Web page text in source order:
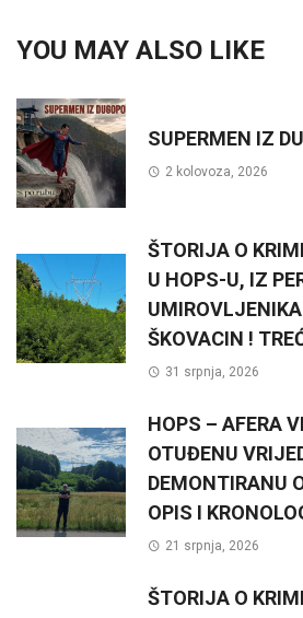
YOU MAY ALSO LIKE
SUPERMEN IZ
2 kolovoza, 2026
ŠTORIJA O
U HOPS-U, IZ
ŠKOVACIN !
31 srpnja, 2026
HOPS – AFERA
OTUĐENU
DEMONTIRANU
OPIS I
21 srpnja, 2026
ŠTORIJA O